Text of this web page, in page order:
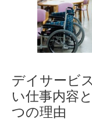
デイサービ
い仕事内容
つの理由